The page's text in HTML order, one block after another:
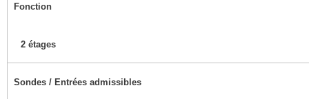
Fonction
2 étages
Sondes / Entrées admissibles